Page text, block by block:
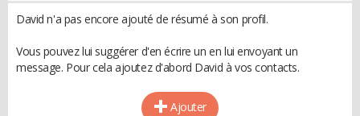
David n'a pas encore ajouté de résumé à son profil.
Vous pouvez lui suggérer d'en écrire un en lui envoyant un
message. Pour cela ajoutez d'abord David à vos contacts.
Ajouter